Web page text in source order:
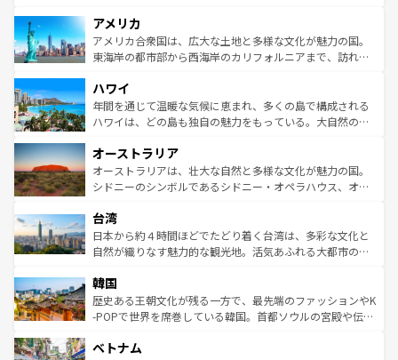
ンツ一覧を参照してほしい。
の建物がそのまま残る町や、スイスならではのユニークな
博物館もあり、アルプス観光だけでなく町歩きも満喫する
ことができる。国民の所得が高いため物価も高いが、旅行
ば市内交通費無料で観光を楽しむこともできる。 なお、新
着のスイス情報はコンテンツ一覧 を参照してほしい。
アメリカ
アメリカ合衆国は、広大な土地と多様な文化が魅力の国。
東海岸の都市部から西海岸のカリフォルニアまで、訪れる
のような巨大都市は、観光、ショッピング、エンターテイ
ンメントが詰まった刺激的なスポットだ。一方、アメリカ
西部には大自然が広がり、グランドキャニオンやイエロー
部のニューオーリンズでは、音楽と美食が融合した独特の
文化が魅力。旅行者はアメリカの各地域で異なる魅力を楽
しみながら、その多様性と豊かな歴史を感じることができ
ならではの贅沢な旅のスタイルだ。 なお、新着のアメリカ
情報はコンテンツ一覧を参照してほしい。
ハワイ
年間を通じて温暖な気候に恵まれ、多くの島で構成される
ハワイは、どの島も独自の魅力をもっている。大自然の神
ワイ島は見逃せない。また、定番の観光地といえばオアフ
島だが、静かな自然を求めるならマウイ島やカウアイ島が
おすすめ。エメラルドグリーンに輝く海をはじめ、豊かな
れるおもてなしの心で訪れる人々を迎えてくれるハワイの
人々、おいしいローカルフードやハワイアンミュージッ
ク、伝統的なフラダンスなど、すべてがハワイの魅力を彩
ワイを、存分に味わってほしい。 なお、新着のハワイ情報
はコンテンツ一覧を参照してほしい。
オーストラリア
オーストラリアは、壮大な自然と多様な文化が魅力の国。
シドニーのシンボルであるシドニー・オペラハウス、オー
リアリーフや大陸中央部にそびえるウルル（エアーズロッ
ク）、タスマニアの美しい原生林やケアンズの熱帯雨林な
ど、見どころがたくさん。また、カフェやワイン、オージ
いる。アクティビティも充実しており、サーフィンやダイ
ビング、ハイキングなど、アウトドア好きにはたまらな
い。オーストラリアの多彩な魅力を存分に味わいつくそ
参照してほしい。
台湾
日本から約４時間ほどでたどり着く台湾は、多彩な文化と
自然が織りなす魅力的な観光地。活気あふれる大都市の台
ン）、静ひつな山岳地帯である台湾東部など、都市の喧騒
と山間の静けさが共存しており、訪れる人に新しい発見と
驚きをもたらしてくれる。また、奥深い台湾の食文化も魅
容にもいいと評判のスイーツなど、バラエティ豊かな料理
韓国
歴史ある王朝文化が残る一方で、最先端のファッションやK
-POPで世界を席巻している韓国。首都ソウルの宮殿や伝統
き、地方に足を延ばせば四季折々の自然美を楽しむことが
ベトナム